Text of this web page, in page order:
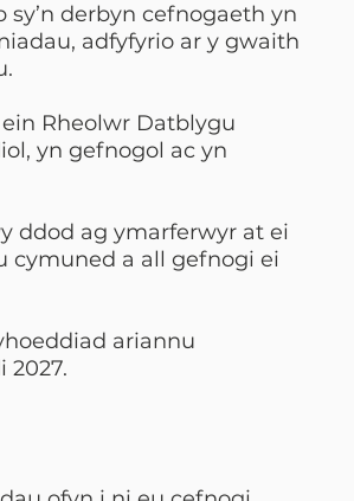
derbyn cefnogaeth yn
adfyfyrio ar y gwaith
Rheolwr Datblygu
yn gefnogol ac yn
ddod ag ymarferwyr at ei
cymuned a all gefnogi ei
ariannu
2027.